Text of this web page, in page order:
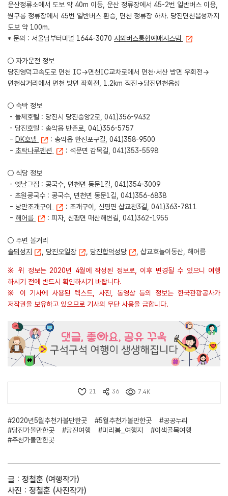
운산정류소에서 도보 약 40m 이동, 운산 정류장에서 45-2번 일반버스 이용,
원구룡 정류장에서 45번 일반버스 환승, 면천 정류장 하차. 당진면천읍성까지
도보 약 100m.
* 문의 : 서울남부터미널 1644-3070 시외버스통합예매시스템
○ 자가운전 정보
당진영덕고속도로 면천 IC→면천IC교차로에서 면천·서산 방면 우회전→
면천삼거리에서 면천 방면 좌회전, 1.2km 직진→당진면천읍성
○ 숙박 정보
- 돌체호텔 : 당진시 당진중앙2로, 041)356-9432
- 당진호텔 : 송악읍 반촌로, 041)356-5757
- DK호텔
: 송악읍 한진포구길, 041)358-9500
- 초락나루펜션 : 석문면 감목길, 041)353-5598
○ 식당 정보
- 옛날그집 : 콩국수, 면천면 동문1길, 041)354-3009
- 초원콩국수 : 콩국수, 면천면 동문1길, 041)356-6838
- 낭만조개구이
: 조개구이, 신평면 삽교천3길, 041)363-7811
- 해어름 : 피자, 신평면 매산해변길, 041)362-1955
○ 주변 볼거리
솔뫼성지
, 당진오일장 , 당진합덕성당 , 삽교호놀이동산, 해어름
※ 위 정보는 2020년 4월에 작성된 정보로, 이후 변경될 수 있으니 여행
하시기 전에 반드시 확인하시기 바랍니다.
※ 이 기사에 사용된 텍스트, 사진, 동영상 등의 정보는 한국관광공사가
저작권을 보유하고 있으므로 기사의 무단 사용을 금합니다.
21 36 7.4K
#2020년5월추천가볼만한곳 #5월추천가볼만한곳
#공공누리
#당진가볼만한곳
#당진여행 #미리봄_여행지
#이색골목여행
#추천가볼만한곳
글 : 정철훈 (여행작가)
사진 : 정철훈 (사진작가)